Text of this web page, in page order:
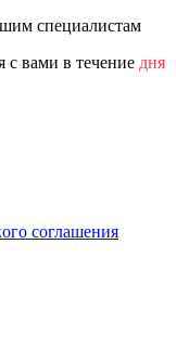
специалистам
c вaми в тeчeниe дня
coглaшeния